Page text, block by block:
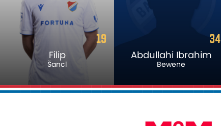
19
Filip
Šancl
34
Abdullahi Ibrahim
Bewene